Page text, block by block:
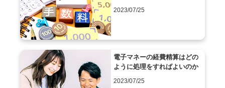
2023/07/25
電子マネーの経費精算はどの
ように処理をすればよいのか
2023/07/25